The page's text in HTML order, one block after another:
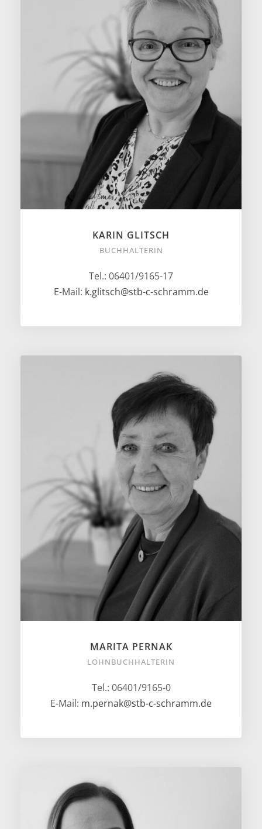
KARIN GLITSCH
BUCHHALTERIN
Tel.: 06401/9165-17
E-Mail: k.glitsch@stb-c-schramm.de
MARITA PERNAK
LOHNBUCHHALTERIN
Tel.: 06401/9165-0
E-Mail: m.pernak@stb-c-schramm.de